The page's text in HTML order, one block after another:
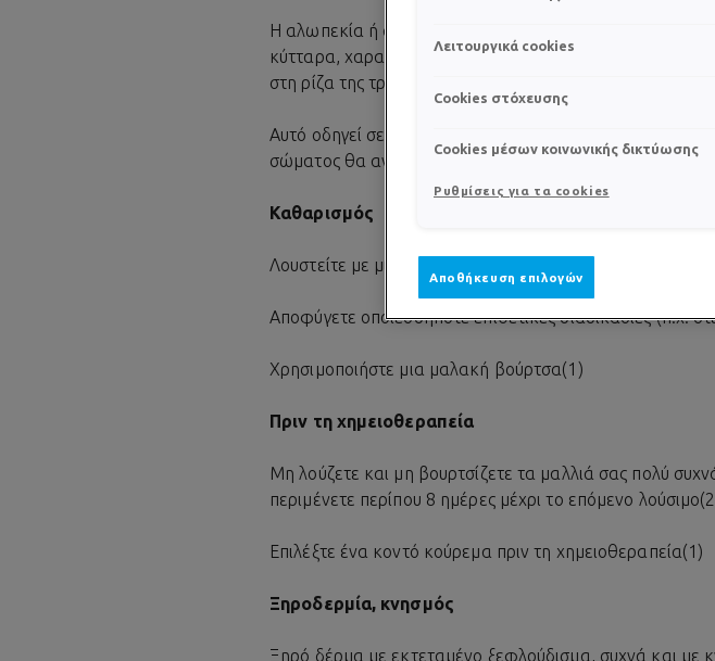
Η αλωπεκία ή αλλιώς τριχόπτωση, προκαλείται από
κύτταρα, χαρακτηριστικό που απαντάται όχι μόνο στα
στη ρίζα της τρίχας).
Αυτό οδηγεί σε ξαφνική ή σταδιακή απώλεια των
σώματος θα αναπτυχθούν ξανά μετά τη θεραπεία,
Καθαρισμός
Λουστείτε με μικρή ποσότητα ενός ήπιου σαμπουάν και
Αποφύγετε οποιεσδήποτε επιθετικές διαδικασίες (π.χ.
Χρησιμοποιήστε μια μαλακή βούρτσα(1)
Πριν τη χημειοθεραπεία
Μη λούζετε και μη βουρτσίζετε τα μαλλιά σας πολύ
περιμένετε περίπου 8 ημέρες μέχρι το επόμενο
Επιλέξτε ένα κοντό κούρεμα πριν τη χημειοθεραπεία(1)
Ξηροδερμία, κνησμός
Ξηρό δέρμα με εκτεταμένο ξεφλούδισμα, συχνά και με
Λειτουργικά cookies
Cookies στόχευσης
Cookies μέσων κοινωνικής δικτύωσης
Ρυθμίσεις για τα cookies
Αποθήκευση επιλογών